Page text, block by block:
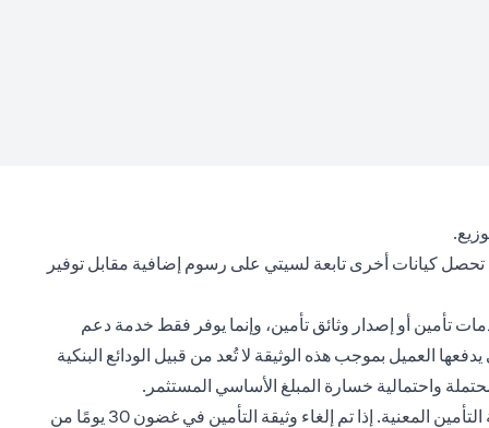
كيانات أخرى تابعة لسيتي على رسوم إضافية مقابل توفير
تأمين أو إصدار وثائق تأمين، وإنما يوفر فقط خدمة دعم
العميل بموجب هذه الوثيقة لا تُعد من قبيل الودائع البنكية
واحتمالية خسارة المبلغ الأساسي المستثمر.
جميع منتجات التأمين اختيارية وتوفرها شركات التأمين، وتخضع للاستثناءات والشروط والأحكام ومتطلبات التأمين المعمول بها لدى شركة التأمين المعنية. إذا تم إلغاء وثيقة التأمين في غضون 30 يومًا من